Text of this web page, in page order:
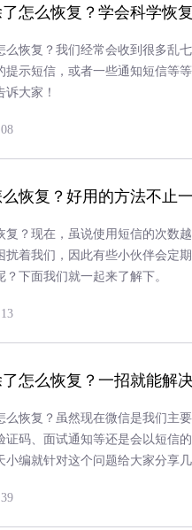
怎么恢复？学会科学恢复
么恢复？我们经常会收到很多乱
提示短信，或者一些通知短信等
大家！
恢复？好用的方法不止一
复？现在，虽说使用短信的次数
扰着我们，因此有些小伙伴会定
下面我们就一起来了解下。
怎么恢复？一招就能解决
么恢复？虽然现在微信是我们主
证码、面试通知等还是会以短信
小编就针对这个问题给大家分享